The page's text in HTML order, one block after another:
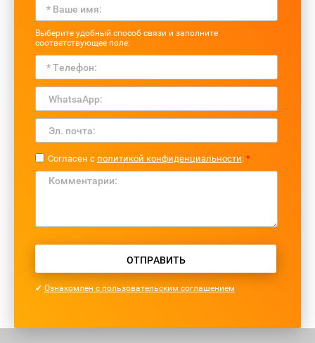
Выберите удобный способ связи и заполните
соответствующее поле:
Согласен с политикой конфиденциальности: *
ОТПРАВИТЬ
✔ Ознакомлен с пользовательским соглашением